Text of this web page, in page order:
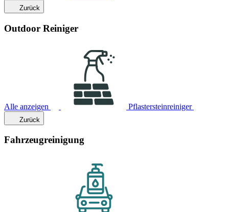
Zurück
Outdoor Reiniger
Alle anzeigen Pflastersteinreiniger
Zurück
Fahrzeugreinigung